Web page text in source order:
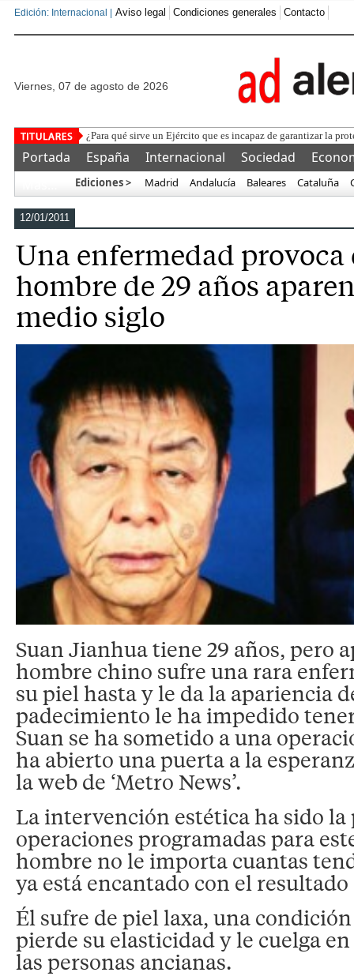
Edición: Internacional | Aviso legal Condiciones generales Contacto
viernes, 07 de agosto de 2026
L
Portada España Internacional Sociedad
Ediciones > Madrid Andalucía Baleares Cataluña
12/01/2011
Una enfermedad provoca
hombre de 29 años
medio siglo
Suan Jianhua tiene 29 años, pero
hombre chino sufre una rara
su piel hasta y le da la apariencia
padecimiento le ha impedido
Suan se ha sometido a una
ha abierto una puerta a la
la web de ‘Metro News’.
La intervención estética ha sido la
operaciones programadas para
hombre no le importa cuantas
ya está encantado con el
Él sufre de piel laxa, una
pierde su elasticidad y le cuelga
las personas ancianas.